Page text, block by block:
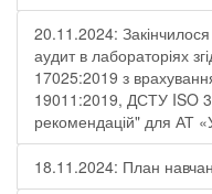
20.11.2024:
аудит в лабораторіях
17025:2019 з
19011:2019, ДСТУ ISO
рекомендацій" для АТ
18.11.2024: План